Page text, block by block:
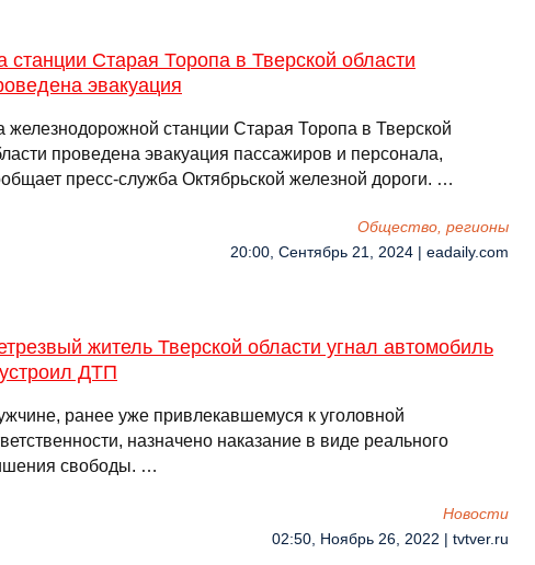
станции Старая Торопа в Тверской области
эвакуация
железнодорожной станции Старая Торопа в Тверской
проведена эвакуация пассажиров и персонала,
пресс-служба Октябрьской железной дороги. …
Общество, регионы
20:00, Сентябрь 21, 2024 | eadaily.com
житель Тверской области угнал автомобиль
ДТП
ранее уже привлекавшемуся к уголовной
назначено наказание в виде реального
свободы. …
Новости
02:50, Ноябрь 26, 2022 | tvtver.ru